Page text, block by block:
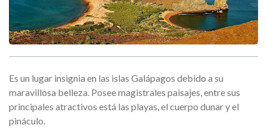
Es un lugar insignia en las islas Galápagos debido a su
maravillosa belleza. Posee magistrales paisajes, entre sus
principales atractivos está las playas, el cuerpo dunar y el
pináculo.